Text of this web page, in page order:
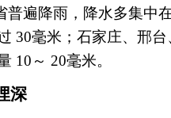
普遍降雨，降水多集中
30毫米；石家庄、邢
10 ～ 20毫米。
深